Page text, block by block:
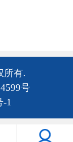
所有.
号
1